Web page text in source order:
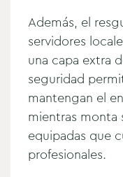
Además, el
servidores
una capa extra
seguridad
mantengan el
mientras monta
equipadas que
profesionales.